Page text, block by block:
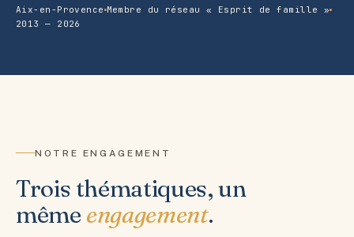
Aix-en-Provence Membre du réseau « Esprit de famille »
2013 — 2026
NOTRE ENGAGEMENT
Trois thématiques, un
même engagement.